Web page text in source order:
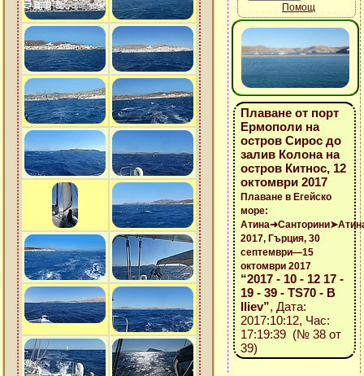
Помощ
Плаване от порт
Ермополи на
остров Сирос до
залив Колона на
остров Китнос, 12
октомври 2017
Плаване в Егейско
море:
2017, Гърция, 30
септември—15
октомври 2017
“2017 - 10 - 12 17 -
19 - 39 - TS70 - B
Iliev”, Дата:
2017:10:12, Час:
17:19:39 (№ 38 от
39)